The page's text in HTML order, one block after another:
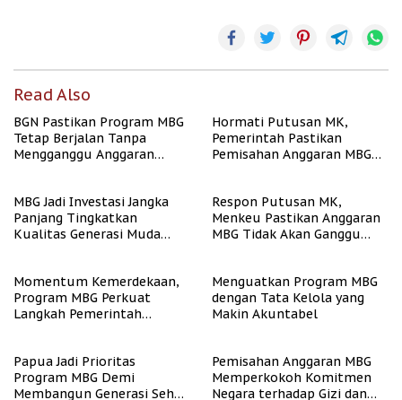
Read Also
BGN Pastikan Program MBG
Tetap Berjalan Tanpa
Mengganggu Anggaran
Hormati Putusan MK,
Pemerintah Pastikan
Pemisahan Anggaran MBG
MBG Jadi Investasi Jangka
Panjang Tingkatkan
Kualitas Generasi Muda
Respon Putusan MK,
Menkeu Pastikan Anggaran
MBG Tidak Akan Ganggu
Momentum Kemerdekaan,
Program MBG Perkuat
Langkah Pemerintah
Menguatkan Program MBG
dengan Tata Kelola yang
Makin Akuntabel
Papua Jadi Prioritas
Program MBG Demi
Membangun Generasi Sehat
Pemisahan Anggaran MBG
Memperkokoh Komitmen
Negara terhadap Gizi dan